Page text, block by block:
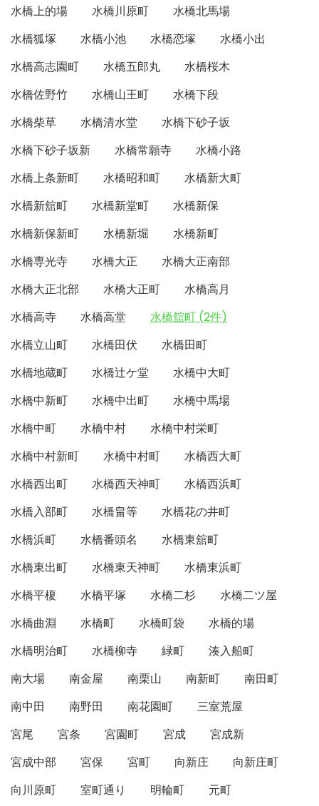
水橋上的場
水橋川原町
水橋北馬場
水橋狐塚
水橋小池 水橋恋塚
水橋小出
水橋高志園町
水橋五郎丸
水橋桜木
水橋佐野竹
水橋山王町
水橋下段
水橋柴草
水橋清水堂
水橋下砂子坂
水橋下砂子坂新
水橋常願寺
水橋小路
水橋上条新町
水橋昭和町
水橋新大町
水橋新舘町
水橋新堂町
水橋新保
水橋新保新町
水橋新堀
水橋新町
水橋専光寺
水橋大正
水橋大正南部
水橋大正北部
水橋大正町
水橋高月
水橋高寺
水橋高堂
水橋舘町 (2件)
水橋立山町
水橋田伏
水橋田町
水橋地蔵町
水橋辻ケ堂
水橋中大町
水橋中新町
水橋中出町
水橋中馬場
水橋中町
水橋中村
水橋中村栄町
水橋中村新町
水橋中村町
水橋西大町
水橋西出町
水橋西天神町
水橋西浜町
水橋入部町
水橋畠等
水橋花の井町
水橋浜町
水橋番頭名
水橋東舘町
水橋東出町
水橋東天神町
水橋東浜町
水橋平榎
水橋平塚 水橋二杉
水橋二ツ屋
水橋曲淵
水橋町 水橋町袋
水橋的場
水橋明治町
水橋柳寺 緑町
湊入船町
南大場
南金屋 南栗山 南新町
南田町
南中田
南野田 南花園町
三室荒屋
宮尾
宮条 宮園町 宮成
宮成新
宮成中部
宮保 宮町 向新庄
向新庄町
向川原町
室町通り 明輪町 元町